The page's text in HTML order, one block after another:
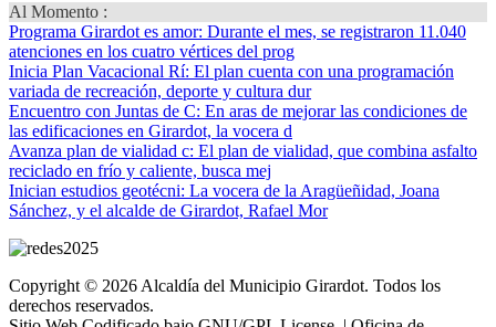
Al Momento :
Programa Girardot es amor: Durante el mes, se registraron 11.040
atenciones en los cuatro vértices del prog
Inicia Plan Vacacional Rí: El plan cuenta con una programación
variada de recreación, deporte y cultura dur
Encuentro con Juntas de C: En aras de mejorar las condiciones de
las edificaciones en Girardot, la vocera d
Avanza plan de vialidad c: El plan de vialidad, que combina asfalto
reciclado en frío y caliente, busca mej
Inician estudios geotécni: La vocera de la Aragüeñidad, Joana
Sánchez, y el alcalde de Girardot, Rafael Mor
Copyright © 2026 Alcaldía del Municipio Girardot. Todos los
derechos reservados.